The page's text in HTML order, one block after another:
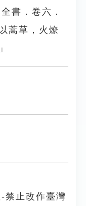
書．卷六．
蒿草，火燎
禁止改作臺灣